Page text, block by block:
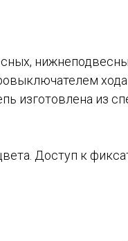
изготовлена из
Доступ к